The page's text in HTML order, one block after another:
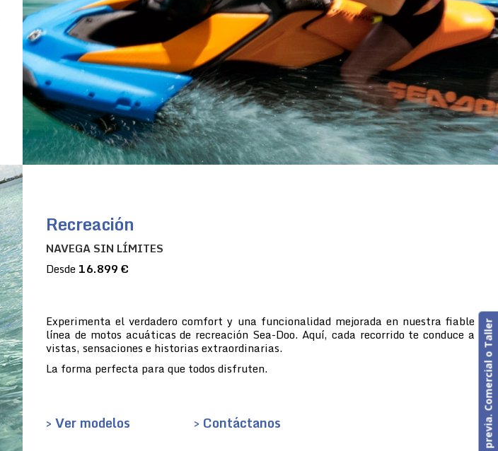
Recreación
NAVEGA SIN LÍMITES
Desde 16.899 €
Experimenta el verdadero comfort y una funcionalidad mejorada en nuestra fiable
línea de motos acuáticas de recreación Sea-Doo. Aquí, cada recorrido te conduce a
vistas, sensaciones e historias extraordinarias.
La forma perfecta para que todos disfruten.
> Ver modelos > Contáctanos Cita previa. Comercial o Taller